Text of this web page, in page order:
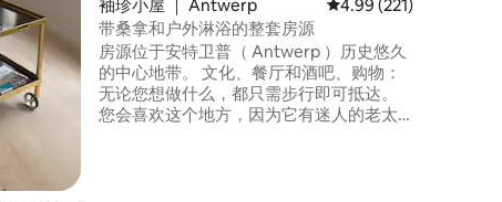
袖珍小屋 ｜ Antwerp 平均评分 4.99 分（满
4.99 (221)
带桑拿和户外淋浴的整套房源
房源位于安特卫普（ Antwerp ）历史悠久
的中心地带。 文化、餐厅和酒吧、购物：
无论您想做什么，都只需步行即可抵达。
您会喜欢这个地方，因为它有迷人的老太